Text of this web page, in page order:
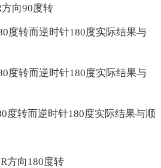
向90度转
度转而逆时针180度实际结果与
度转而逆时针180度实际结果与
度转而逆时针180度实际结果与顺
方向180度转